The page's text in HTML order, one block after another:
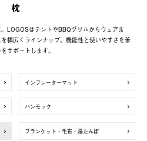
枕
LOGOSはテントやBBQグリルからウェアま
幅広くラインナップ。機能性と使いやすさを兼
サポートします。
インフレーターマット
ハンモック
ブランケット・毛布・湯たんぽ